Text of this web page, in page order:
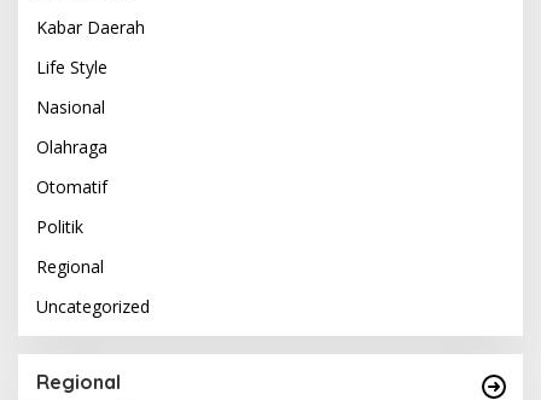
Kabar Daerah
Life Style
Nasional
Olahraga
Otomatif
Politik
Regional
Uncategorized
Regional